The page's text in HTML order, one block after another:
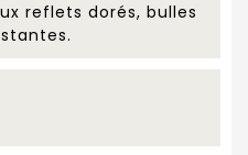
reflets dorés, bulles